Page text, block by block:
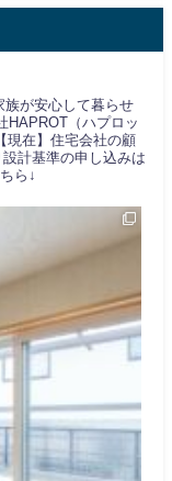
族が安心して暮らせ
HAPROT（ハプロッ
現在】住宅会社の顧
計基準の申し込みは
ら↓